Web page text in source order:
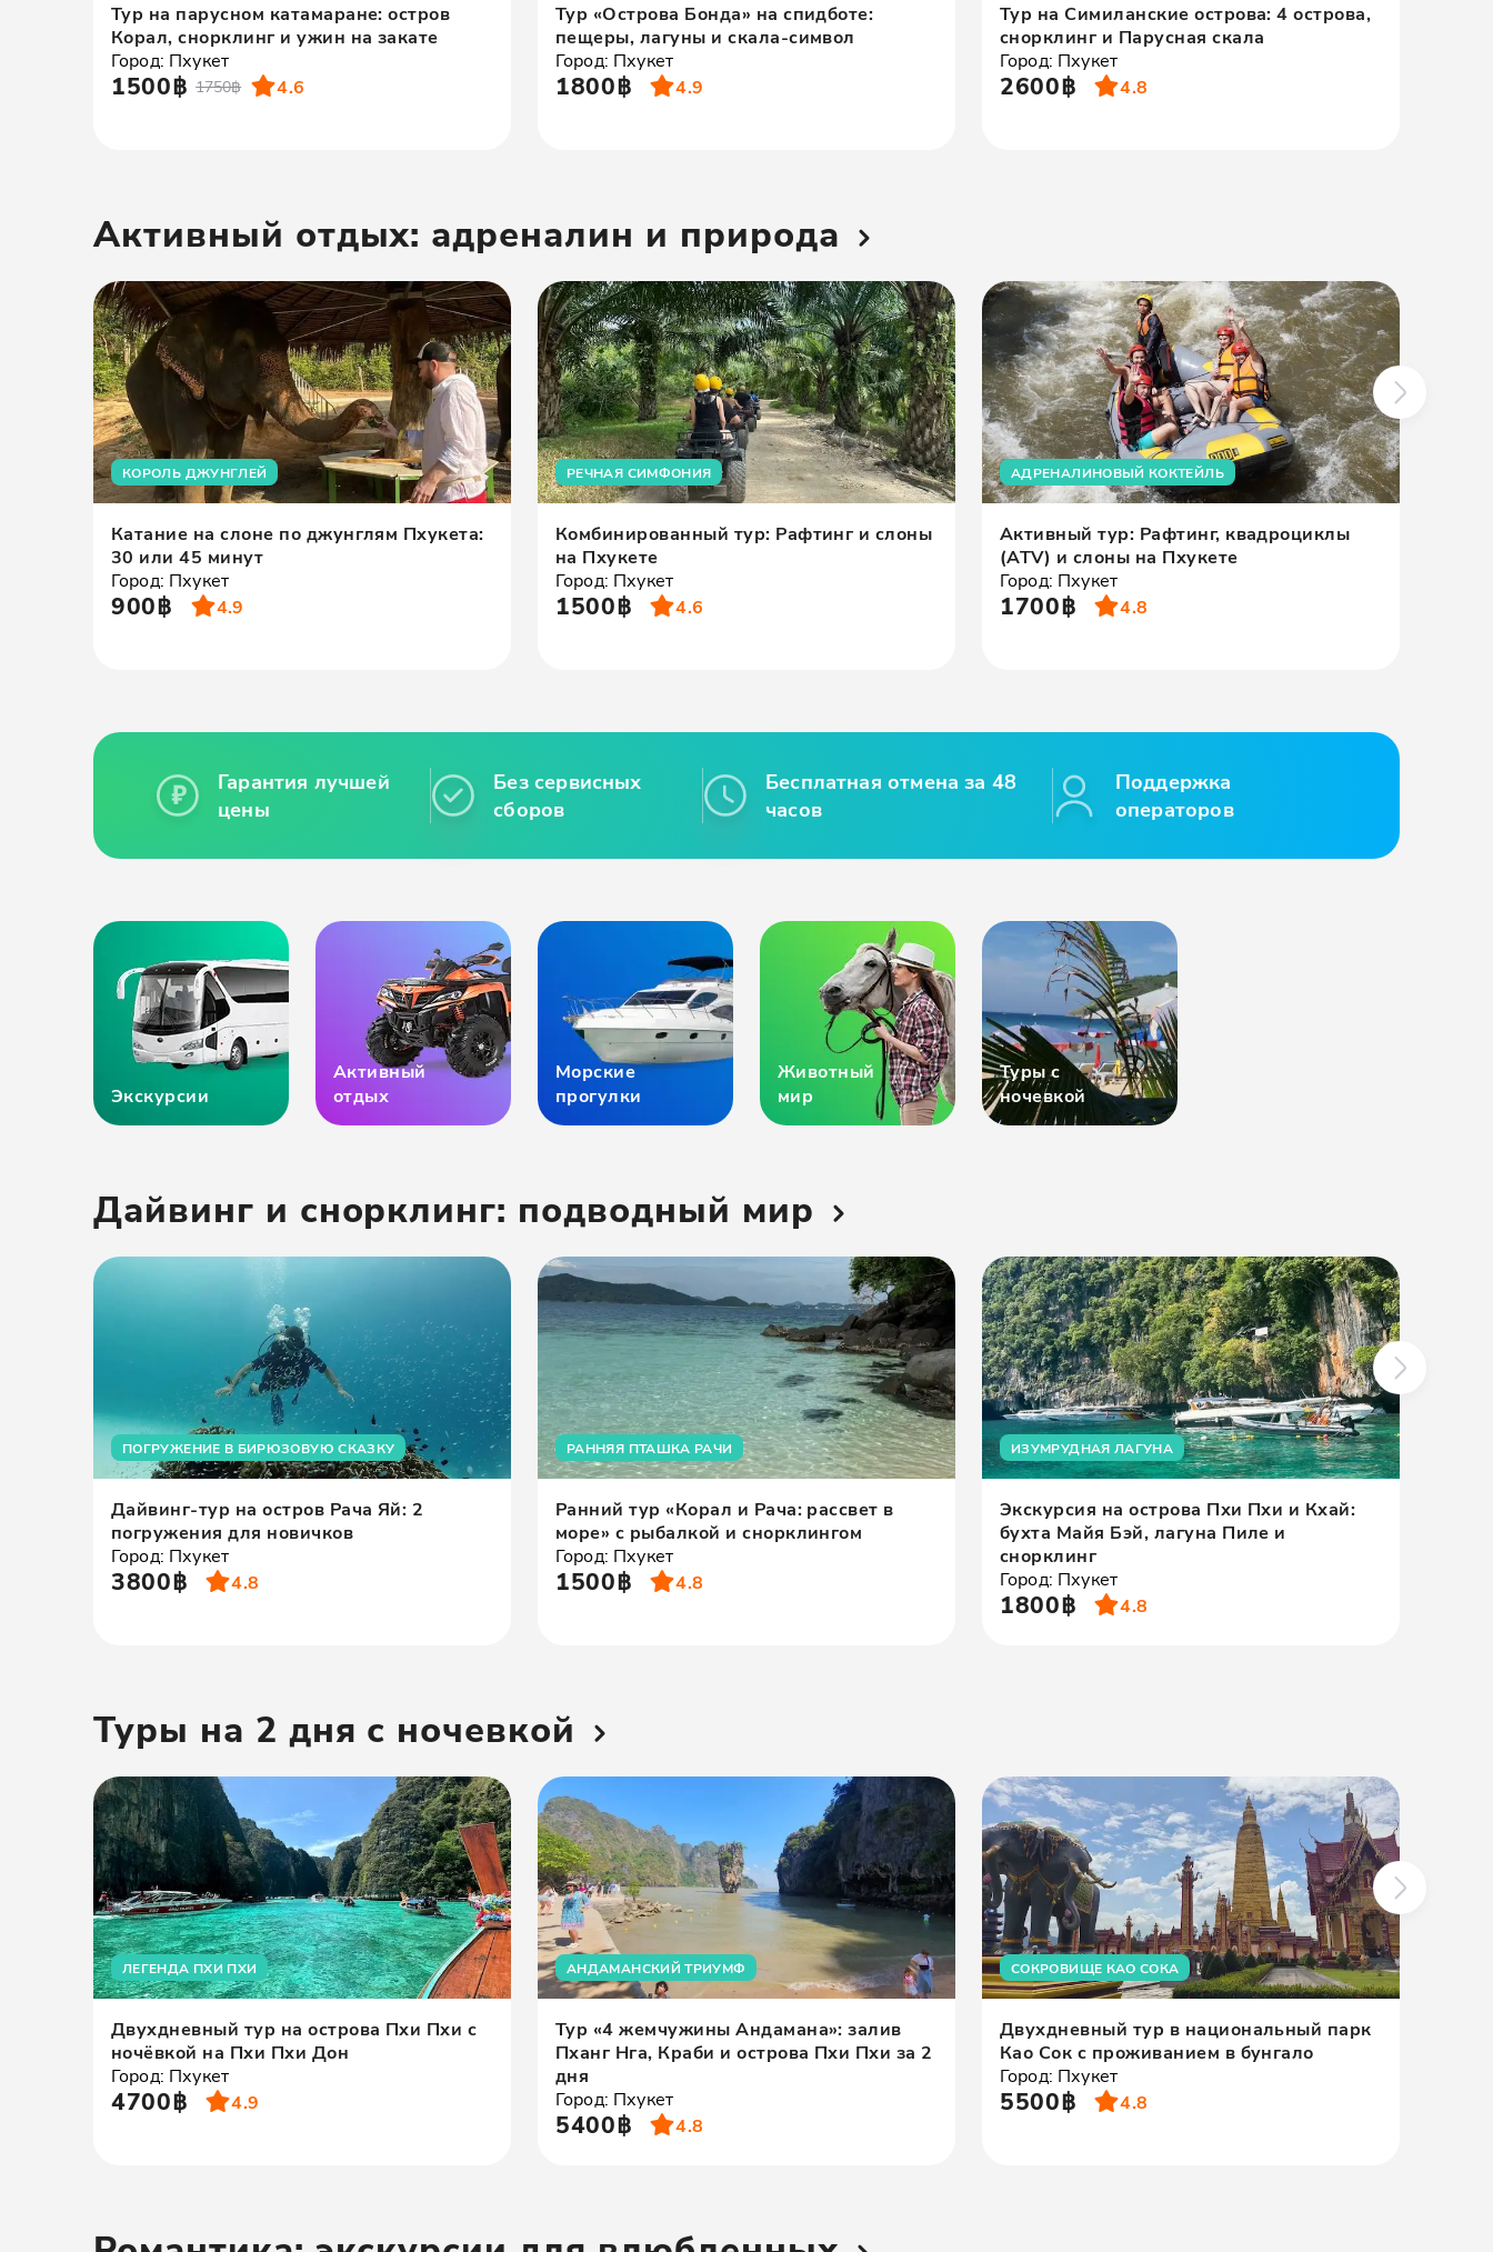
Тур на парусном катамаране: остров
Корал, снорклинг и ужин на закате
Город: Пхукет
1500฿ 1750฿ 4.6
Тур «Острова Бонда» на спидботе:
пещеры, лагуны и скала-символ
Город: Пхукет
1800฿ 4.9
Тур на Симиланские острова: 4 острова,
снорклинг и Парусная скала
Город: Пхукет
2600฿ 4.8
Активный отдых: адреналин и природа
КОРОЛЬ ДЖУНГЛЕЙ
Катание на слоне по джунглям Пхукета:
30 или 45 минут
Город: Пхукет
900฿ 4.9
РЕЧНАЯ СИМФОНИЯ
Комбинированный тур: Рафтинг и слоны
на Пхукете
Город: Пхукет
1500฿ 4.6
АДРЕНАЛИНОВЫЙ КОКТЕЙЛЬ
Активный тур: Рафтинг, квадроциклы
(ATV) и слоны на Пхукете
Город: Пхукет
1700฿ 4.8
Гарантия лучшей
цены
Без сервисных
сборов
Бесплатная отмена за 48
часов
Поддержка
операторов
Экскурсии
Активный
отдых
Морские
прогулки
Животный
мир
Туры с
ночевкой
Дайвинг и снорклинг: подводный мир
ПОГРУЖЕНИЕ В БИРЮЗОВУЮ СКАЗКУ
Дайвинг-тур на остров Рача Яй: 2
погружения для новичков
Город: Пхукет
3800฿ 4.8
РАННЯЯ ПТАШКА РАЧИ
Ранний тур «Корал и Рача: рассвет в
море» с рыбалкой и снорклингом
Город: Пхукет
1500฿ 4.8
ИЗУМРУДНАЯ ЛАГУНА
Экскурсия на острова Пхи Пхи и Кхай:
бухта Майя Бэй, лагуна Пиле и
снорклинг
Город: Пхукет
1800฿ 4.8
Туры на 2 дня с ночевкой
ЛЕГЕНДА ПХИ ПХИ
Двухдневный тур на острова Пхи Пхи с
ночёвкой на Пхи Пхи Дон
Город: Пхукет
4700฿ 4.9
АНДАМАНСКИЙ ТРИУМФ
Тур «4 жемчужины Андамана»: залив
Пханг Нга, Краби и острова Пхи Пхи за 2
дня
Город: Пхукет
5400฿ 4.8
СОКРОВИЩЕ КАО СОКА
Двухдневный тур в национальный парк
Као Сок с проживанием в бунгало
Город: Пхукет
5500฿ 4.8